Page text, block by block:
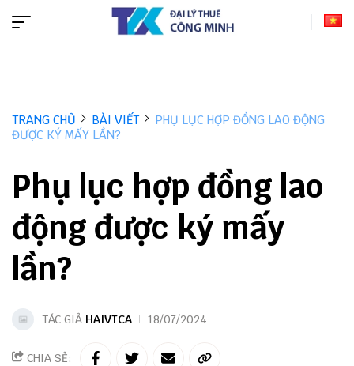
TRANG CHỦ BÀI VIẾT
PHỤ LỤC HỢP ĐỒNG LAO ĐỘNG
ĐƯỢC KÝ MẤY LẦN?
Phụ lục hợp đồng lao
động được ký mấy
lần?
TÁC GIẢ HAIVTCA 18/07/2024
CHIA SẺ: